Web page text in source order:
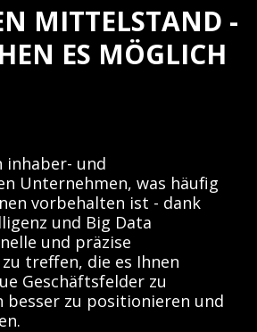
MITTELSTAND -
ES MÖGLICH
inhaber- und
Unternehmen, was häufig
vorbehalten ist - dank
und Big Data
und präzise
treffen, die es Ihnen
Geschäftsfelder zu
besser zu positionieren und